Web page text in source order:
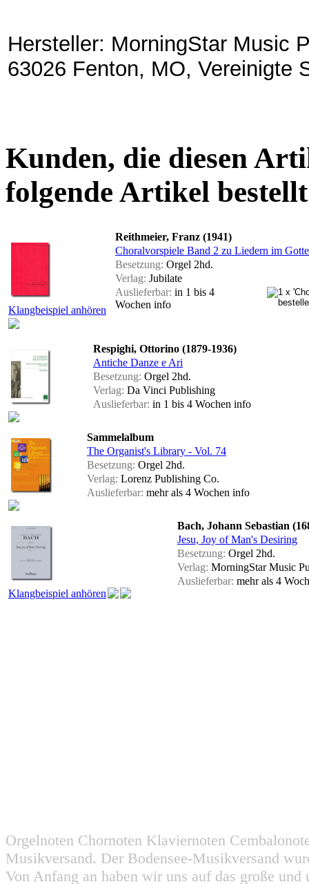
Hersteller: MorningStar Music
63026 Fenton, MO, Vereinigte
Kunden, die diesen
folgende Artikel
Klangbeispiel anhören
Reithmeier, Franz (1941)
Choralvorspiele Band 2 zu Liedern im
Besetzung: Orgel 2hd.
Verlag: Jubilate
Auslieferbar: in 1 bis 4
Wochen info
Respighi, Ottorino (1879-1936)
Antiche Danze e Ari
Besetzung: Orgel 2hd.
Verlag: Da Vinci Publishing
Auslieferbar: in 1 bis 4 Wochen info
Sammelalbum
The Organist's Library - Vol. 74
Besetzung: Orgel 2hd.
Verlag: Lorenz Publishing Co.
Auslieferbar: mehr als 4 Wochen info
Klangbeispiel anhören
Bach, Johann Sebastian
Jesu, Joy of Man's Desiring
Besetzung: Orgel 2hd.
Verlag: MorningStar Music
Auslieferbar: mehr als 4
Orgelnoten Chornoten Klaviernoten
Musikversand. Der Bodensee-Musikversand
Von Anfang an haben wir uns auf das große